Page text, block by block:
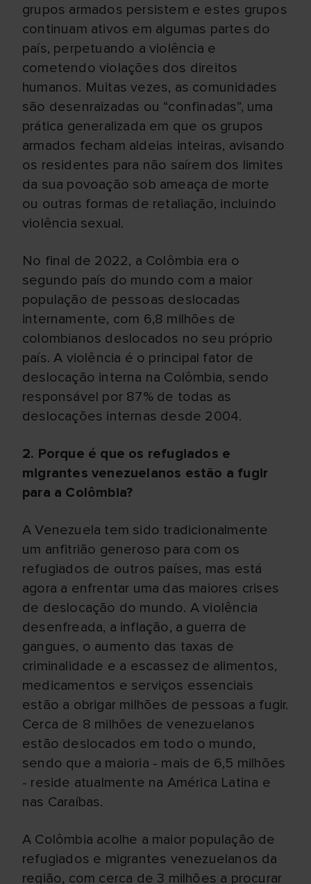
grupos armados persistem e estes grupos
continuam ativos em algumas partes do
país, perpetuando a violência e
cometendo violações dos direitos
humanos. Muitas vezes, as comunidades
são desenraizadas ou “confinadas”, uma
prática generalizada em que os grupos
armados fecham aldeias inteiras, avisando
os residentes para não saírem dos limites
da sua povoação sob ameaça de morte
ou outras formas de retaliação, incluindo
violência sexual.
No final de 2022, a Colômbia era o
segundo país do mundo com a maior
população de pessoas deslocadas
internamente, com 6,8 milhões de
colombianos deslocados no seu próprio
país. A violência é o principal fator de
deslocação interna na Colômbia, sendo
responsável por 87% de todas as
deslocações internas desde 2004.
2. Porque é que os refugiados e
migrantes venezuelanos estão a fugir
para a Colômbia?
A Venezuela tem sido tradicionalmente
um anfitrião generoso para com os
refugiados de outros países, mas está
agora a enfrentar uma das maiores crises
de deslocação do mundo. A violência
desenfreada, a inflação, a guerra de
gangues, o aumento das taxas de
criminalidade e a escassez de alimentos,
medicamentos e serviços essenciais
estão a obrigar milhões de pessoas a fugir.
Cerca de 8 milhões de venezuelanos
estão deslocados em todo o mundo,
sendo que a maioria - mais de 6,5 milhões
- reside atualmente na América Latina e
nas Caraíbas.
A Colômbia acolhe a maior população de
refugiados e migrantes venezuelanos da
região, com cerca de 3 milhões a procurar